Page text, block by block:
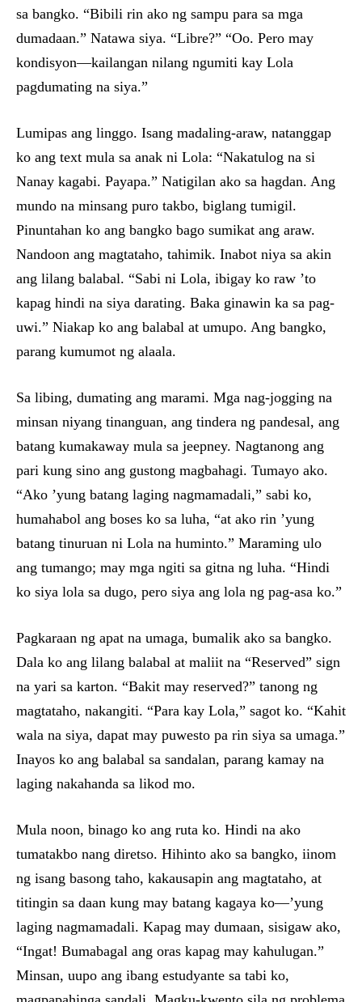
sa bangko. “Bibili rin ako ng sampu para sa mga
dumadaan.” Natawa siya. “Libre?” “Oo. Pero may
kondisyon—kailangan nilang ngumiti kay Lola
pagdumating na siya.”
Lumipas ang linggo. Isang madaling-araw, natanggap
ko ang text mula sa anak ni Lola: “Nakatulog na si
Nanay kagabi. Payapa.” Natigilan ako sa hagdan. Ang
mundo na minsang puro takbo, biglang tumigil.
Pinuntahan ko ang bangko bago sumikat ang araw.
Nandoon ang magtataho, tahimik. Inabot niya sa akin
ang lilang balabal. “Sabi ni Lola, ibigay ko raw ’to
kapag hindi na siya darating. Baka ginawin ka sa pag-
uwi.” Niakap ko ang balabal at umupo. Ang bangko,
parang kumumot ng alaala.
Sa libing, dumating ang marami. Mga nag-jogging na
minsan niyang tinanguan, ang tindera ng pandesal, ang
batang kumakaway mula sa jeepney. Nagtanong ang
pari kung sino ang gustong magbahagi. Tumayo ako.
“Ako ’yung batang laging nagmamadali,” sabi ko,
humahabol ang boses ko sa luha, “at ako rin ’yung
batang tinuruan ni Lola na huminto.” Maraming ulo
ang tumango; may mga ngiti sa gitna ng luha. “Hindi
ko siya lola sa dugo, pero siya ang lola ng pag-asa ko.”
Pagkaraan ng apat na umaga, bumalik ako sa bangko.
Dala ko ang lilang balabal at maliit na “Reserved” sign
na yari sa karton. “Bakit may reserved?” tanong ng
magtataho, nakangiti. “Para kay Lola,” sagot ko. “Kahit
wala na siya, dapat may puwesto pa rin siya sa umaga.”
Inayos ko ang balabal sa sandalan, parang kamay na
laging nakahanda sa likod mo.
Mula noon, binago ko ang ruta ko. Hindi na ako
tumatakbo nang diretso. Hihinto ako sa bangko, iinom
ng isang basong taho, kakausapin ang magtataho, at
titingin sa daan kung may batang kagaya ko—’yung
laging nagmamadali. Kapag may dumaan, sisigaw ako,
“Ingat! Bumabagal ang oras kapag may kahulugan.”
Minsan, uupo ang ibang estudyante sa tabi ko,